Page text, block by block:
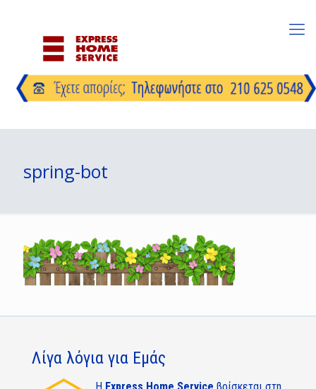
spring-bot
Λίγα λόγια για Εμάς